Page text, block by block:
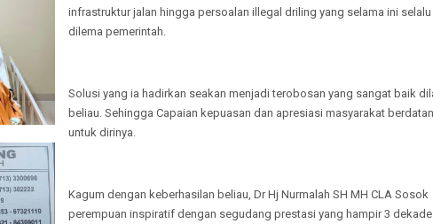
infrastruktur jalan hingga persoalan illegal driling yang selama ini
dilema pemerintah.
Solusi yang ia hadirkan seakan menjadi terobosan yang sangat baik
beliau. Sehingga Capaian kepuasan dan apresiasi masyarakat
untuk dirinya.
Kagum dengan keberhasilan beliau, Dr Hj Nurmalah SH MH CLA Sosok
perempuan inspiratif dengan segudang prestasi yang hampir 3 dekade